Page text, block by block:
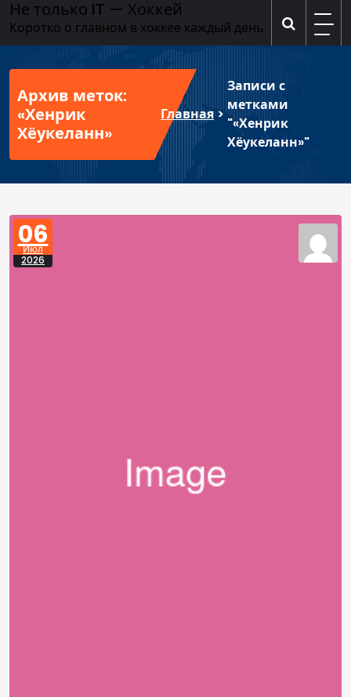
Перейти
содержимому
Не только IT — Хоккей
Коротко о главном в хоккее каждый день
Архив меток:
«Хенрик
Хёукеланн»
Главная>
Записи с
метками
"«Хенрик
Хёукеланн»"
06
Июл
2026